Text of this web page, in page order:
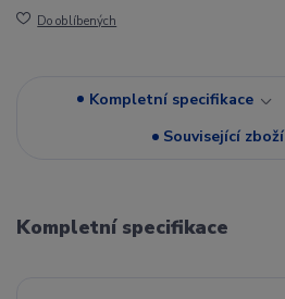
Do oblíbených
Kompletní specifikace
Související zboží
Kompletní specifikace